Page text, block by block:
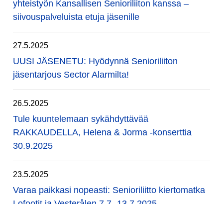
yhteistyön Kansallisen Senioriliiton kanssa –
siivouspalveluista etuja jäsenille
27.5.2025
UUSI JÄSENETU: Hyödynnä Senioriliiton
jäsentarjous Sector Alarmilta!
26.5.2025
Tule kuuntelemaan sykähdyttävää
RAKKAUDELLA, Helena & Jorma -konserttia
30.9.2025
23.5.2025
Varaa paikkasi nopeasti: Senioriliitto kiertomatka